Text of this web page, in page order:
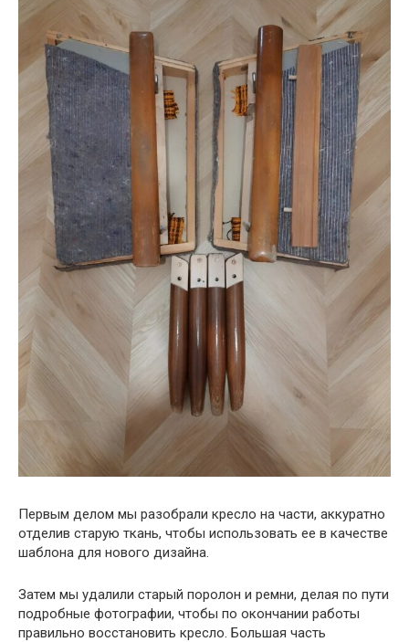
Первым делом мы разобрали кресло на части, аккуратно
отделив старую ткань, чтобы использовать ее в качестве
шаблона для нового дизайна.
Затем мы удалили старый поролон и ремни, делая по пути
подробные фотографии, чтобы по окончании работы
правильно восстановить кресло. Большая часть